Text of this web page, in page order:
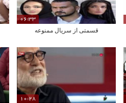
06:33
قسمتی از سریال ممنوعه
10:28